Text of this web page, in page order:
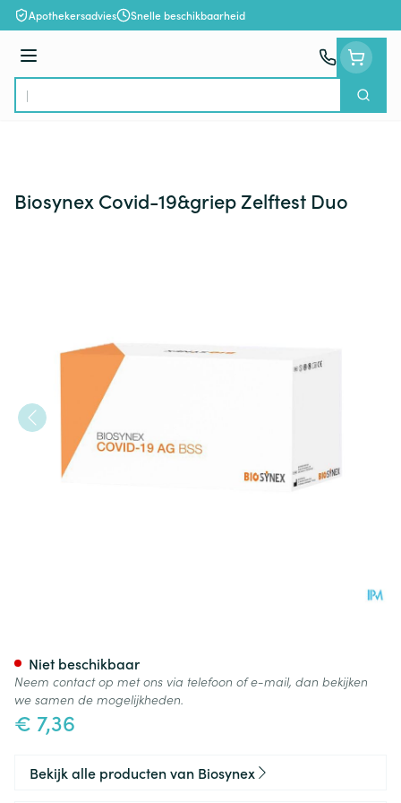
Ga naar de inhoud
Apothekersadvies Snelle beschikbaarheid
Menu
Product, merk, categorie...
Zoek
Biosynex Covid-19&griep Zelftest Duo
€ 7,36
Niet beschikbaar
Neem contact op met ons via telefoon of e-mail, dan bekijken
we samen de mogelijkheden.
Bekijk alle producten van Biosynex